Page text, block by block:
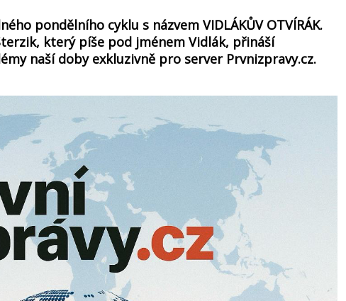
pondělního cyklu s názvem VIDLÁKŮV OTVÍRÁK.
který píše pod jménem Vidlák, přináší
naší doby exkluzivně pro server Prvnizpravy.cz.